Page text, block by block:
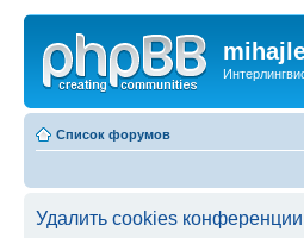
Список форумов
Удалить cookies конференции